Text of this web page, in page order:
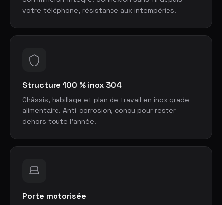
votre téléphone, résistance aux intempéries.
Structure 100 % inox 304
Châssis, habillage et plan de travail en inox grade
alimentaire. Anti-corrosion, conçu pour rester
dehors toute l'année.
Porte motorisée